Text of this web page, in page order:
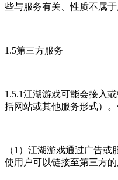
些与服务有关、性质不属于
1.5第三方服务
1.5.1江湖游戏可能会接入
括网站或其他服务形式）。
（1）江湖游戏通过广告或
使用户可以链接至第三方的